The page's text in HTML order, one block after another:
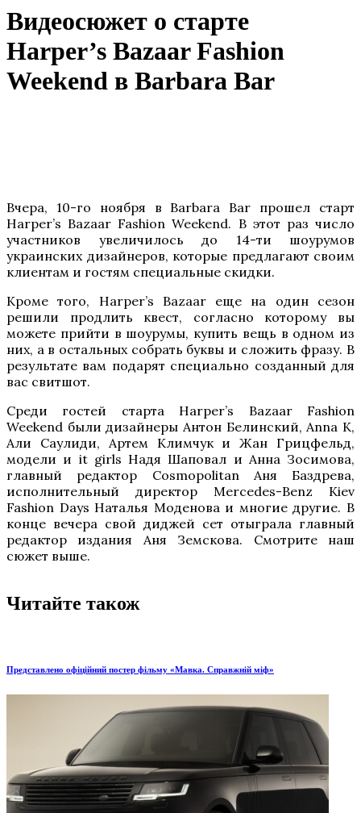
Видеосюжет о старте
Harper’s Bazaar Fashion
Weekend в Barbara Bar
Вчера, 10-го ноября в Barbara Bar прошел старт
Harper’s Bazaar Fashion Weekend. В этот раз число
участников увеличилось до 14-ти шоурумов
украинских дизайнеров, которые предлагают своим
клиентам и гостям специальные скидки.
Кроме того, Harper’s Bazaar еще на один сезон
решили продлить квест, согласно которому вы
можете прийти в шоурумы, купить вещь в одном из
них, а в остальных собрать буквы и сложить фразу. В
результате вам подарят специально созданный для
вас свитшот.
Среди гостей старта Harper’s Bazaar Fashion
Weekend были дизайнеры Антон Белинский, Anna K,
Али Саулиди, Артем Климчук и Жан Грицфельд,
модели и it girls Надя Шаповал и Анна Зосимова,
главный редактор Cosmopolitan Аня Баздрева,
исполнительный директор Mercedes-Benz Kiev
Fashion Days Наталья Моденова и многие другие. В
конце вечера свой диджей сет отыграла главный
редактор издания Аня Земскова. Смотрите наш
сюжет выше.
Читайте також
Представлено офіційний постер фільму «Мавка. Справжній міф»